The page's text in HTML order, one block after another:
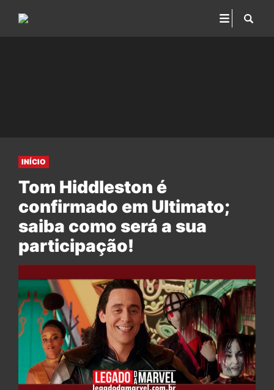
INÍCIO
Tom Hiddleston é
confirmado em Ultimato;
saiba como será a sua
participação!